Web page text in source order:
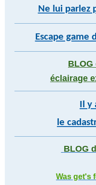
Ne lui parlez
Escape
BLOG
éclairage
Il
le
BLOG
Was get's